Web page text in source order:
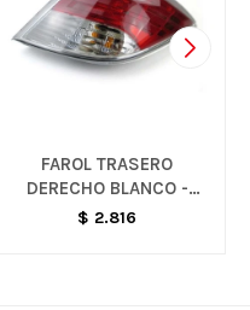
FAROL TRASERO
DERECHO BLANCO -
PRISMA LT / ONIX LT
$ 2.816